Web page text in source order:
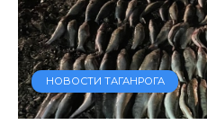
НОВОСТИ ТАГАНРОГА